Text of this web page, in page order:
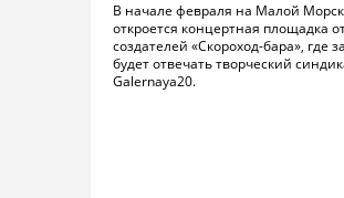
В начале февраля на Малой
откроется концертная площадка
создателей «Скороход-бара», где
будет отвечать творческий
Galernaya20.